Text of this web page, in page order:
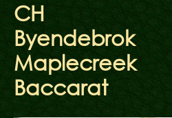
CH
Byendebrok
Maplecreek
Baccarat
ФАКТИ
БЛОГ
ГАЛЕРЕЇ